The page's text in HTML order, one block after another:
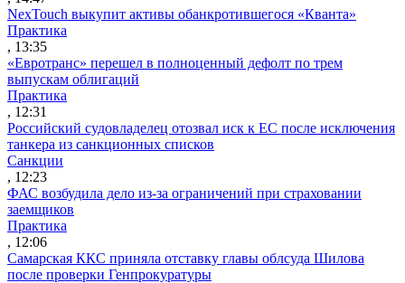
NexTouch выкупит активы обанкротившегося «Кванта»
Практика
, 13:35
«Евротранс» перешел в полноценный дефолт по трем
выпускам облигаций
Практика
, 12:31
Российский судовладелец отозвал иск к ЕС после исключения
танкера из санкционных списков
Санкции
, 12:23
ФАС возбудила дело из-за ограничений при страховании
заемщиков
Практика
, 12:06
Самарская ККС приняла отставку главы облсуда Шилова
после проверки Генпрокуратуры